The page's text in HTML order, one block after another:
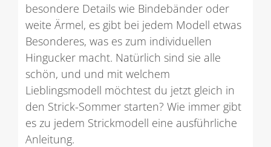
besondere Details wie Bindebänder oder
weite Ärmel, es gibt bei jedem Modell etwas
Besonderes, was es zum individuellen
Hingucker macht. Natürlich sind sie alle
schön, und und mit welchem
Lieblingsmodell möchtest du jetzt gleich in
den Strick-Sommer starten? Wie immer gibt
es zu jedem Strickmodell eine ausführliche
Anleitung.